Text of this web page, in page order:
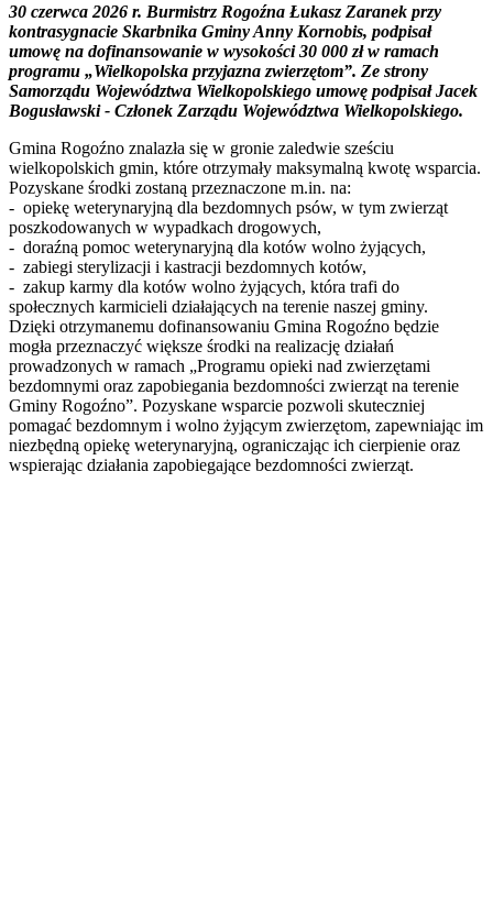
30 czerwca 2026 r. Burmistrz Rogoźna Łukasz Zaranek przy
kontrasygnacie Skarbnika Gminy Anny Kornobis, podpisał
umowę na dofinansowanie w wysokości 30 000 zł w ramach
programu „Wielkopolska przyjazna zwierzętom”. Ze strony
Samorządu Województwa Wielkopolskiego umowę podpisał Jacek
Bogusławski - Członek Zarządu Województwa Wielkopolskiego.
Gmina Rogoźno znalazła się w gronie zaledwie sześciu
wielkopolskich gmin, które otrzymały maksymalną kwotę wsparcia.
Pozyskane środki zostaną przeznaczone m.in. na:
- opiekę weterynaryjną dla bezdomnych psów, w tym zwierząt
poszkodowanych w wypadkach drogowych,
- doraźną pomoc weterynaryjną dla kotów wolno żyjących,
- zabiegi sterylizacji i kastracji bezdomnych kotów,
- zakup karmy dla kotów wolno żyjących, która trafi do
społecznych karmicieli działających na terenie naszej gminy.
Dzięki otrzymanemu dofinansowaniu Gmina Rogoźno będzie
mogła przeznaczyć większe środki na realizację działań
prowadzonych w ramach „Programu opieki nad zwierzętami
bezdomnymi oraz zapobiegania bezdomności zwierząt na terenie
Gminy Rogoźno”. Pozyskane wsparcie pozwoli skuteczniej
pomagać bezdomnym i wolno żyjącym zwierzętom, zapewniając im
niezbędną opiekę weterynaryjną, ograniczając ich cierpienie oraz
wspierając działania zapobiegające bezdomności zwierząt.